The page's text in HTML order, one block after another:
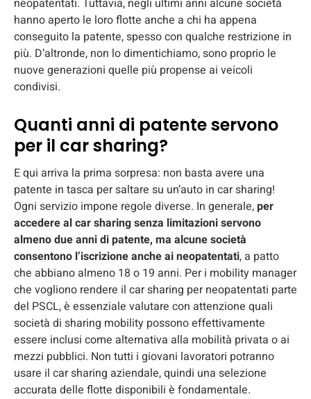
neopatentati. Tuttavia, negli ultimi anni alcune società
hanno aperto le loro flotte anche a chi ha appena
conseguito la patente, spesso con qualche restrizione in
più. D’altronde, non lo dimentichiamo, sono proprio le
nuove generazioni quelle più propense ai veicoli
condivisi.
Quanti anni di patente servono
per il car sharing?
E qui arriva la prima sorpresa: non basta avere una
patente in tasca per saltare su un’auto in car sharing!
Ogni servizio impone regole diverse. In generale,per
accedere al car sharing senza limitazioni servono
almeno due anni di patente, ma alcune società
consentono l’iscrizione anche ai neopatentati, a patto
che abbiano almeno 18 o 19 anni. Per i mobility manager
che vogliono rendere il car sharing per neopatentati parte
del PSCL, è essenziale valutare con attenzione quali
società di sharing mobility possono effettivamente
essere inclusi come alternativa alla mobilità privata o ai
mezzi pubblici. Non tutti i giovani lavoratori potranno
usare il car sharing aziendale, quindi una selezione
accurata delle flotte disponibili è fondamentale.